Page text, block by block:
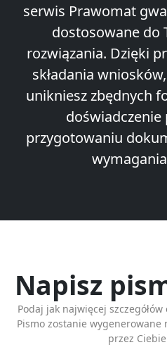
serwis Prawomat
dostosowane do
rozwiązania. Dzięki
składania
unikniesz zbędnych
doświadczenie
przygotowaniu
Napisz
Podaj jak najwięcej
Pismo zostanie
przez